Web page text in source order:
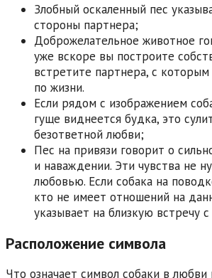
Злобный оскаленный пес
стороны партнера;
Доброжелательное животное
уже вскоре вы построите
встретите партнера, с которым
по жизни.
Если рядом с изображением
гуще виднеется будка, это
безответной любви;
Пес на привязи говорит о
и наваждении. Эти чувства не
любовью. Если собака на
кто не имеет отношений на
указывает на близкую встречу
Расположение символа
Что означает символ собаки в